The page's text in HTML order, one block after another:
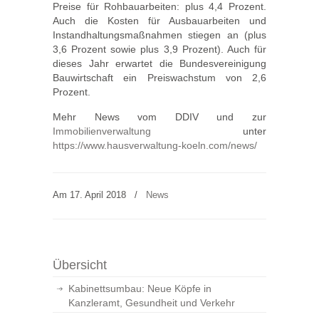
Preise für Rohbauarbeiten: plus 4,4 Prozent.
Auch die Kosten für Ausbauarbeiten und
Instandhaltungsmaßnahmen stiegen an (plus
3,6 Prozent sowie plus 3,9 Prozent). Auch für
dieses Jahr erwartet die Bundesvereinigung
Bauwirtschaft ein Preiswachstum von 2,6
Prozent.
Mehr News vom DDIV und zur
Immobilienverwaltung unter
https://www.hausverwaltung-koeln.com/news/
Am 17. April 2018 / News
Übersicht
Kabinettsumbau: Neue Köpfe in
Kanzleramt, Gesundheit und Verkehr